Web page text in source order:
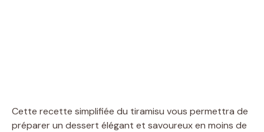
Cette recette simplifiée du tiramisu vous permettra de
préparer un dessert élégant et savoureux en moins de